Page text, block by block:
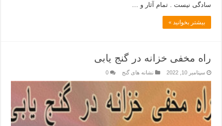
سادگی نیست . تمام آثار و …
بیشتر بخوانید »
راه مخفی خزانه در گنج یابی
سپتامبر 10, 2022 نشانه های گنج 0